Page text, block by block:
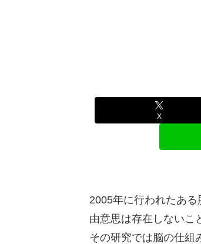
X
2005年に行われたあ
由意思は存在しないこ
その研究では脳の仕組